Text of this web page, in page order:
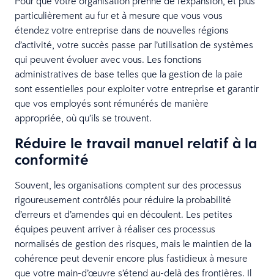
particulièrement au fur et à mesure que vous vous
étendez votre entreprise dans de nouvelles régions
d’activité, votre succès passe par l’utilisation de systèmes
qui peuvent évoluer avec vous. Les fonctions
administratives de base telles que la gestion de la paie
sont essentielles pour exploiter votre entreprise et garantir
que vos employés sont rémunérés de manière
appropriée, où qu’ils se trouvent.
Réduire le travail manuel relatif à la
conformité
Souvent, les organisations comptent sur des processus
rigoureusement contrôlés pour réduire la probabilité
d’erreurs et d’amendes qui en découlent. Les petites
équipes peuvent arriver à réaliser ces processus
normalisés de gestion des risques, mais le maintien de la
cohérence peut devenir encore plus fastidieux à mesure
que votre main-d’œuvre s’étend au-delà des frontières. Il